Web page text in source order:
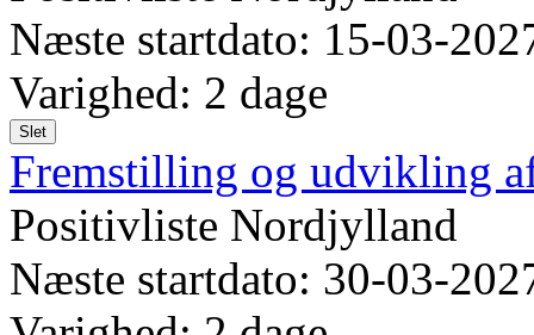
Næste startdato: 15-03-
Varighed: 2 dage
Slet
Fremstilling og udvikling
Positivliste Nordjylland
Næste startdato: 30-03-